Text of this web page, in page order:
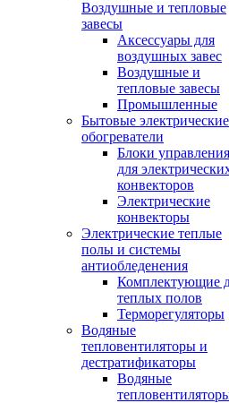
Воздушные и тепловые
завесы
Аксессуары для
воздушных завес
Воздушные и
тепловые завесы
Промышленные
Бытовые электрические
обогреватели
Блоки управления
для
конвекторов
Электрические
конвекторы
Электрические теплые
полы и системы
антиобледенения
Комплектующие
теплых полов
Терморегуляторы
Водяные
тепловентиляторы и
дестратификаторы
Водяные